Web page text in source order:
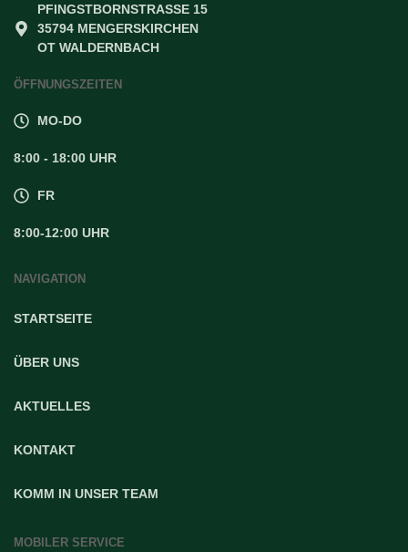
PFINGSTBORNSTRASSE 15
35794 MENGERSKIRCHEN
OT WALDERNBACH
ÖFFNUNGSZEITEN
MO-DO
8:00 - 18:00 UHR
FR
8:00-12:00 UHR
NAVIGATION
STARTSEITE
ÜBER UNS
AKTUELLES
KONTAKT
KOMM IN UNSER TEAM
MOBILER SERVICE